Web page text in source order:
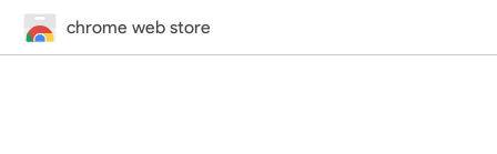
chrome web store